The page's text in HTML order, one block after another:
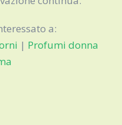
a:
| Profumi donna